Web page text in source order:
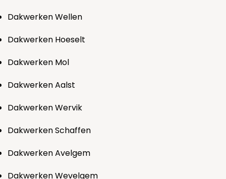
Dakwerken Wellen
Dakwerken Hoeselt
Dakwerken Mol
Dakwerken Aalst
Dakwerken Wervik
Dakwerken Schaffen
Dakwerken Avelgem
Dakwerken Wevelgem